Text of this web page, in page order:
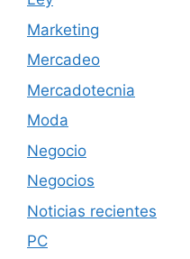
Marketing
Mercadeo
Mercadotecnia
Moda
Negocio
Negocios
Noticias recientes
PC